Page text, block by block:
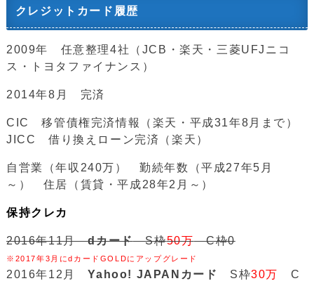
クレジットカード履歴
2009年 任意整理4社（JCB・楽天・三菱UFJニコ
ス・トヨタファイナンス）
2014年8月 完済
CIC 移管債権完済情報（楽天・平成31年8月まで）
JICC 借り換えローン完済（楽天）
自営業（年収240万） 勤続年数（平成27年5月
～） 住居（賃貸・平成28年2月～）
保持クレカ
2016年11月dカードS枠50万C枠0
※2017年3月にdカードGOLDにアップグレード
2016年12月Yahoo! JAPANカード S枠30万
C